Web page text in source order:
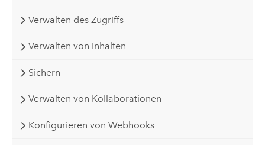
Verwalten des Zugriffs
Verwalten von Inhalten
Sichern
Verwalten von Kollaborationen
Konfigurieren von Webhooks